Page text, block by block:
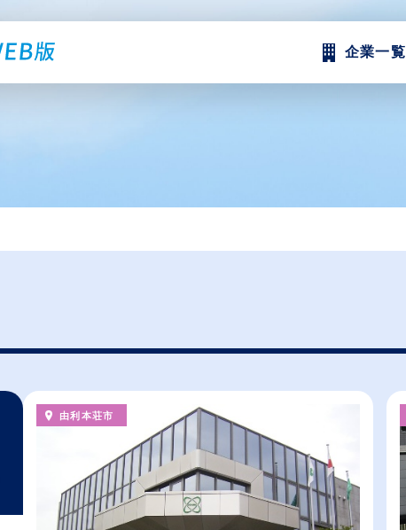
企業一覧
由利本荘市